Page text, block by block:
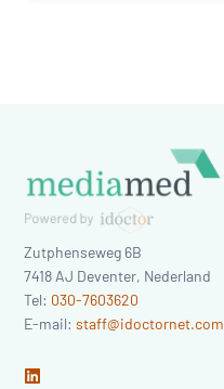
Zutphenseweg 6B
7418 AJ Deventer, Nederland
Tel: 030-7603620
E-mail:staff@idoctornet.com